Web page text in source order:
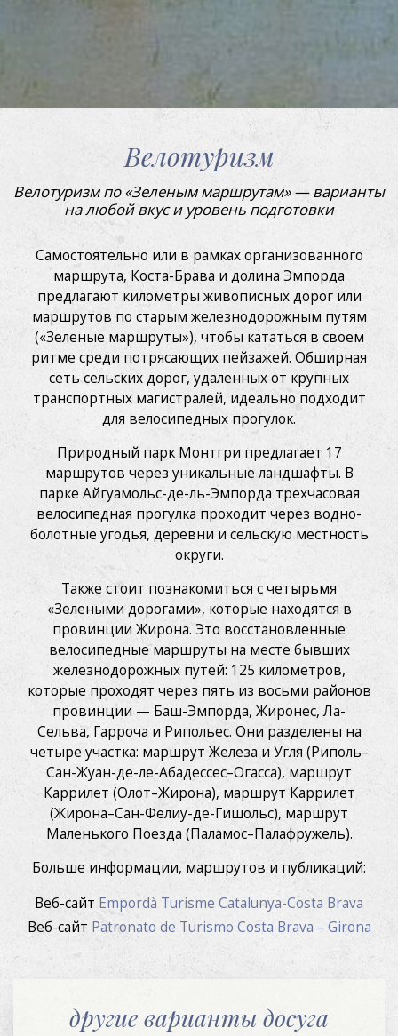
Подарите
Расположение
Контакты
Велотуризм
Велотуризм по «Зеленым маршрутам» — варианты
на любой вкус и уровень подготовки
Самостоятельно или в рамках организованного
маршрута, Коста-Брава и долина Эмпорда
предлагают километры живописных дорог или
маршрутов по старым железнодорожным путям
(«Зеленые маршруты»), чтобы кататься в своем
ритме среди потрясающих пейзажей. Обширная
сеть сельских дорог, удаленных от крупных
транспортных магистралей, идеально подходит
для велосипедных прогулок.
Природный парк Монтгри предлагает 17
маршрутов через уникальные ландшафты. В
парке Айгуамольс-де-ль-Эмпорда трехчасовая
велосипедная прогулка проходит через водно-
болотные угодья, деревни и сельскую местность
округи.
Также стоит познакомиться с четырьмя
«Зелеными дорогами», которые находятся в
провинции Жирона. Это восстановленные
велосипедные маршруты на месте бывших
железнодорожных путей: 125 километров,
которые проходят через пять из восьми районов
провинции — Баш-Эмпорда, Жиронес, Ла-
Сельва, Гарроча и Рипольес. Они разделены на
четыре участка: маршрут Железа и Угля (Риполь–
Сан-Жуан-де-ле-Абадессес–Огасса), маршрут
Каррилет (Олот–Жирона), маршрут Каррилет
(Жирона–Сан-Фелиу-де-Гишольс), маршрут
Маленького Поезда (Паламос–Палафружель).
Больше информации, маршрутов и публикаций:
Веб-сайт Empordà Turisme Catalunya-Costa Brava
Веб-сайт Patronato de Turismo Costa Brava – Girona
другие варианты досуга
пользователя путем постоянного наблюдения за его
привычками просмотра. Благодаря им мы можем
узнать привычки просмотра на веб-сайте и отображать
рекламу, связанную с профилем просмотра